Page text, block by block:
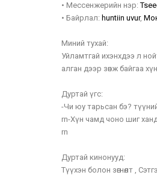
• Мессенжерийн нэр:
• Байрлал: huntiin uvur,
Миний тухай:
Уйламтгай ихэнхдээ л
алган дээр зөнж байгаа
Дуртай үгс:
-Чи юу тарьсан бэ?
rn-Хүн чамд чоно шиг
rn
Дуртай кинонууд:
Түүхэн болон зөгнөлт ,